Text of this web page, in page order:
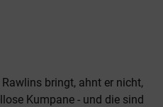
bringt, ahnt er nicht,
Kumpane - und die sind